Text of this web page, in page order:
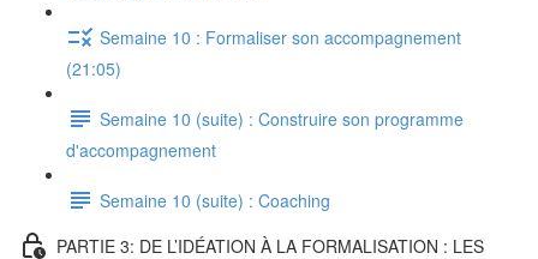
Semaine 10 : Formaliser son accompagnement
(21:05)
Semaine 10 (suite) : Construire son programme
d'accompagnement
Semaine 10 (suite) : Coaching
PARTIE 3: DE L’IDÉATION À LA FORMALISATION : LES